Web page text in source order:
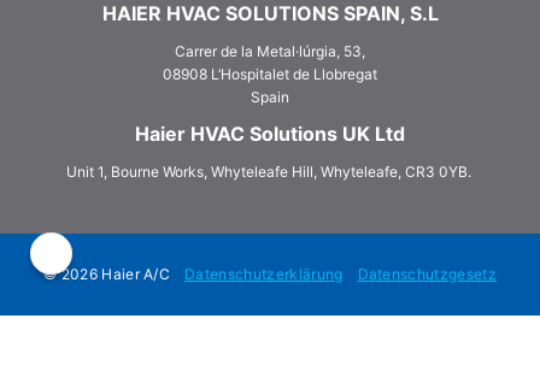
HAIER HVAC SOLUTIONS SPAIN, S.L
Carrer de la Metal·lúrgia, 53,
08908 L‘Hospitalet de Llobregat
Spain
Haier HVAC Solutions UK Ltd
Unit 1, Bourne Works, Whyteleafe Hill, Whyteleafe, CR3 0YB.
© 2026 Haier A/C Datenschutzerklärung Datenschutzgesetz